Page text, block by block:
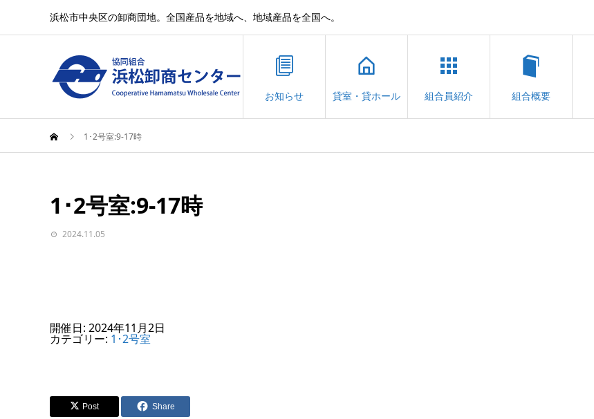
浜松市中央区の卸商団地。全国産品を地域へ、地域産品を全国へ。
お知らせ 貸室・貸ホール 組合員紹介 組合概要
1･2号室:9-17時
1･2号室:9-17時
2024.11.05
開催日: 2024年11月2日
カテゴリー: 1･2号室
Post Share